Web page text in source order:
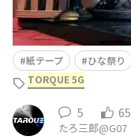
紙テープ ひな祭り
TORQUE 5G
5 65
たろ三郎@G07